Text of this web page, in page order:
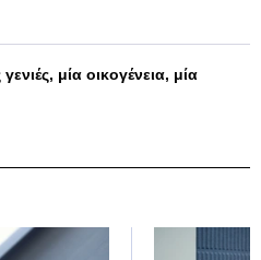
μία οικογένεια, μία